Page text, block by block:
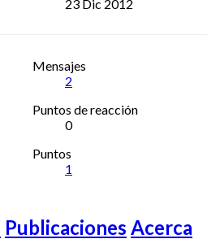
23 Dic 2012
Mensajes
2
Puntos de reacción
0
Puntos
1
Publicaciones Acerca